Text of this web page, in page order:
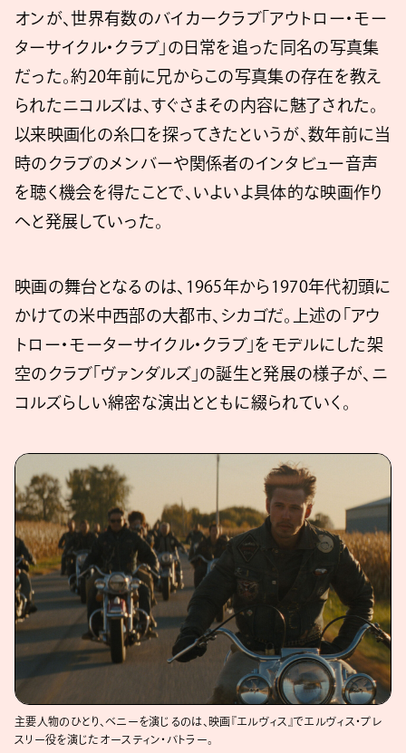
オンが、世界有数のバイカークラブ「アウトロー・モー
ターサイクル・クラブ」の日常を追った同名の写真集
だった。約20年前に兄からこの写真集の存在を教え
られたニコルズは、すぐさまその内容に魅了された。
以来映画化の糸口を探ってきたというが、数年前に当
時のクラブのメンバーや関係者のインタビュー音声
を聴く機会を得たことで、いよいよ具体的な映画作り
へと発展していった。
映画の舞台となるのは、1965年から1970年代初頭に
かけての米中西部の大都市、シカゴだ。上述の「アウ
トロー・モーターサイクル・クラブ」をモデルにした架
空のクラブ「ヴァンダルズ」の誕生と発展の様子が、ニ
コルズらしい綿密な演出とともに綴られていく。
主要人物のひとり、ベニーを演じるのは、映画『エルヴィス』でエルヴィス・プレ
スリー役を演じたオースティン・バトラー。